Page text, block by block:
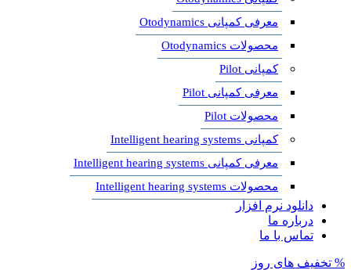
معرفی کمپانی Otodynamics
محصولات Otodynamics
کمپانی Pilot
معرفی کمپانی Pilot
محصولات Pilot
کمپانی Intelligent hearing systems
معرفی کمپانی Intelligent hearing systems
محصولات Intelligent hearing systems
دانلود نرم افزار
درباره ما
تماس با ما
% تخفیف های روز